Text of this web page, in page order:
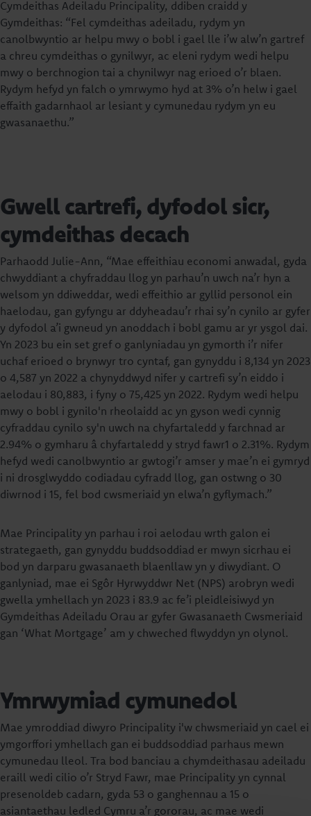
Cymdeithas Adeiladu Principality, ddiben craidd y
Gymdeithas: “Fel cymdeithas adeiladu, rydym yn
canolbwyntio ar helpu mwy o bobl i gael lle i’w alw’n gartref
a chreu cymdeithas o gynilwyr, ac eleni rydym wedi helpu
mwy o berchnogion tai a chynilwyr nag erioed o’r blaen.
Rydym hefyd yn falch o ymrwymo hyd at 3% o’n helw i gael
effaith gadarnhaol ar lesiant y cymunedau rydym yn eu
gwasanaethu.”
Gwell cartrefi, dyfodol sicr,
cymdeithas decach
Parhaodd Julie-Ann, “Mae effeithiau economi anwadal, gyda
chwyddiant a chyfraddau llog yn parhau’n uwch na’r hyn a
welsom yn ddiweddar, wedi effeithio ar gyllid personol ein
haelodau, gan gyfyngu ar ddyheadau’r rhai sy’n cynilo ar gyfer
y dyfodol a’i gwneud yn anoddach i bobl gamu ar yr ysgol dai.
Yn 2023 bu ein set gref o ganlyniadau yn gymorth i’r nifer
uchaf erioed o brynwyr tro cyntaf, gan gynyddu i 8,134 yn 2023
o 4,587 yn 2022 a chynyddwyd nifer y cartrefi sy’n eiddo i
aelodau i 80,883, i fyny o 75,425 yn 2022. Rydym wedi helpu
mwy o bobl i gynilo'n rheolaidd ac yn gyson wedi cynnig
cyfraddau cynilo sy'n uwch na chyfartaledd y farchnad ar
2.94% o gymharu â chyfartaledd y stryd fawr1 o 2.31%. Rydym
hefyd wedi canolbwyntio ar gwtogi’r amser y mae’n ei gymryd
i ni drosglwyddo codiadau cyfradd llog, gan ostwng o 30
diwrnod i 15, fel bod cwsmeriaid yn elwa’n gyflymach.”
Mae Principality yn parhau i roi aelodau wrth galon ei
strategaeth, gan gynyddu buddsoddiad er mwyn sicrhau ei
bod yn darparu gwasanaeth blaenllaw yn y diwydiant. O
ganlyniad, mae ei Sgôr Hyrwyddwr Net (NPS) arobryn wedi
gwella ymhellach yn 2023 i 83.9 ac fe’i pleidleisiwyd yn
Gymdeithas Adeiladu Orau ar gyfer Gwasanaeth Cwsmeriaid
gan ‘What Mortgage’ am y chweched flwyddyn yn olynol.
Ymrwymiad cymunedol
Mae ymroddiad diwyro Principality i'w chwsmeriaid yn cael ei
ymgorffori ymhellach gan ei buddsoddiad parhaus mewn
cymunedau lleol. Tra bod banciau a chymdeithasau adeiladu
eraill wedi cilio o’r Stryd Fawr, mae Principality yn cynnal
presenoldeb cadarn, gyda 53 o ganghennau a 15 o
asiantaethau ledled Cymru a’r gororau, ac mae wedi